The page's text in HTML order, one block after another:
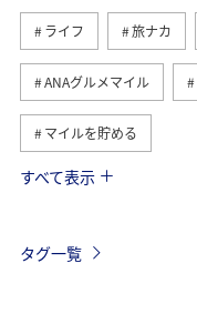
ライフ 旅ナカ
ANAグルメマイル
マイルを貯める
グルメ
すべて表示
タグ一覧